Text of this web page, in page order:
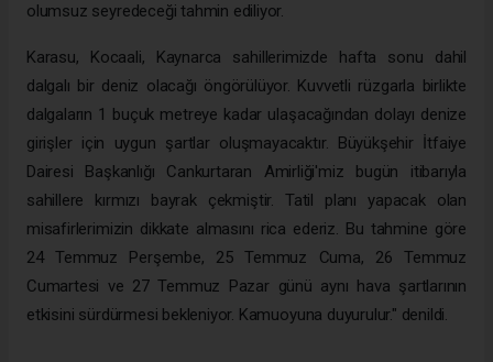
olumsuz seyredeceği tahmin ediliyor.
Karasu, Kocaali, Kaynarca sahillerimizde hafta sonu dahil
dalgalı bir deniz olacağı öngörülüyor. Kuvvetli rüzgarla birlikte
dalgaların 1 buçuk metreye kadar ulaşacağından dolayı denize
girişler için uygun şartlar oluşmayacaktır. Büyükşehir İtfaiye
Dairesi Başkanlığı Cankurtaran Amirliği'miz bugün itibarıyla
sahillere kırmızı bayrak çekmiştir. Tatil planı yapacak olan
misafirlerimizin dikkate almasını rica ederiz. Bu tahmine göre
24 Temmuz Perşembe, 25 Temmuz Cuma, 26 Temmuz
Cumartesi ve 27 Temmuz Pazar günü aynı hava şartlarının
etkisini sürdürmesi bekleniyor. Kamuoyuna duyurulur." denildi.